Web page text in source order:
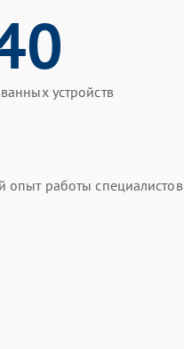
устройств
опыт работы специалистов